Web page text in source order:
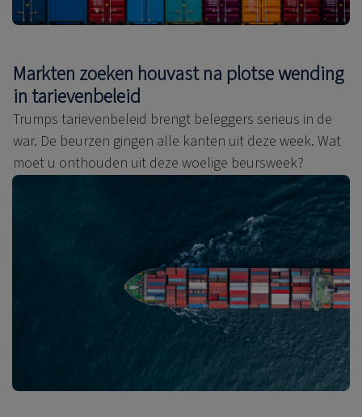
Markten zoeken houvast na plotse wending
in tarievenbeleid
Trumps tarievenbeleid brengt beleggers serieus in de
war. De beurzen gingen alle kanten uit deze week. Wat
moet u onthouden uit deze woelige beursweek?